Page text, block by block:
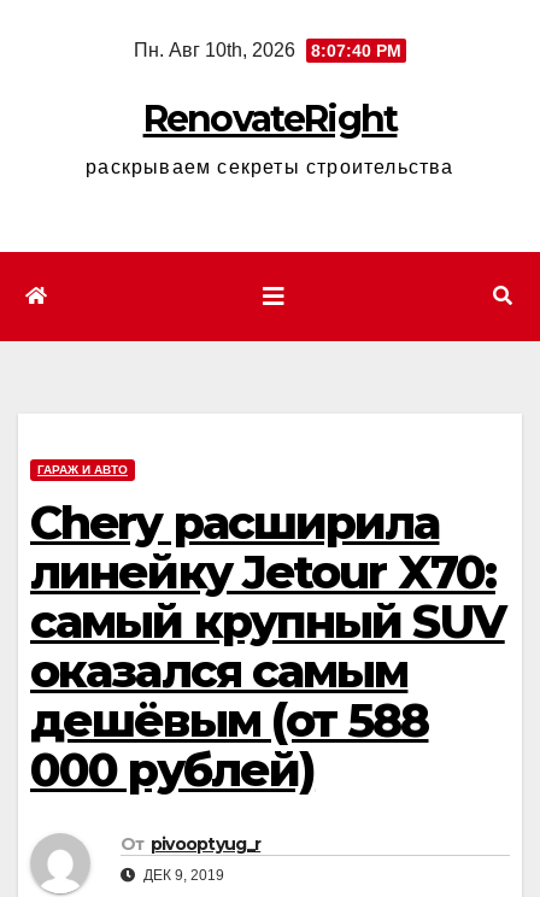
Пн. Авг 10th, 2026 8:07:41 PM
RenovateRight
раскрываем секреты строительства
ГАРАЖ И АВТО
Chery расширила
линейку Jetour X70:
самый крупный SUV
оказался самым
дешёвым (от 588
000 рублей)
От pivooptyug_r
ДЕК 9, 2019